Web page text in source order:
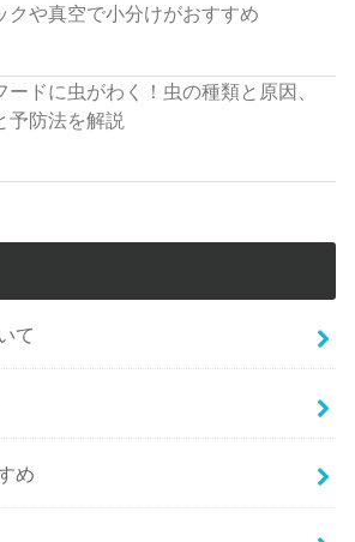
クや真空で小分けがおすすめ
ードに虫がわく！虫の種類と原因、
予防法を解説
て
め